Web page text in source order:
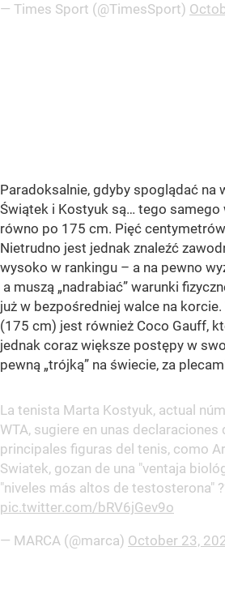
— Times Sport (@TimesSport)
Paradoksalnie, gdyby spoglądać na
Świątek i Kostyuk są… tego samego
równo po 175 cm. Pięć
Nietrudno jest jednak znaleźć
wysoko w rankingu – a na pewno
a muszą „nadrabiać” warunki
już w bezpośredniej walce na
(175 cm) jest również Coco Gauff,
jednak coraz większe postępy w
pewną „trójką” na świecie, za
La tenista Marta Kostyuk, actual
WTA, sugiere en unas declaraciones
principales figuras del tenis, como
Swiatek, gozan de una "ventaja
"niveles más altos de testosterona"
pic.twitter.com/bRV6jGev9o
— MARCA (@marca) October 23,